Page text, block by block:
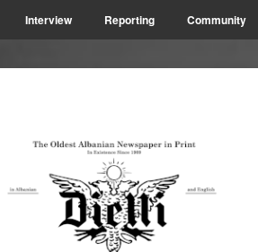
Interview Reporting Community